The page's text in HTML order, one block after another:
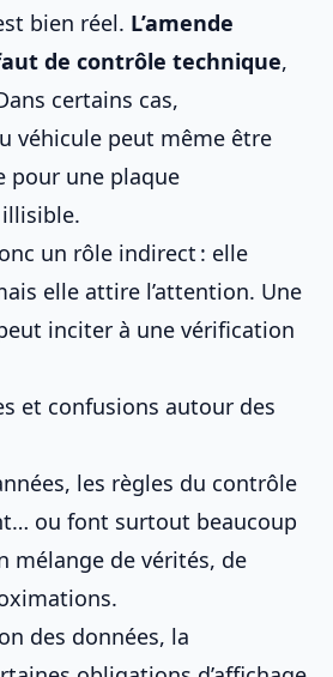
bien réel. L’amende
de contrôle technique,
certains cas,
véhicule peut même être
pour une plaque
.
un rôle indirect : elle
elle attire l’attention. Une
inciter à une vérification
et confusions autour des
les règles du contrôle
ou font surtout beaucoup
mélange de vérités, de
des données, la